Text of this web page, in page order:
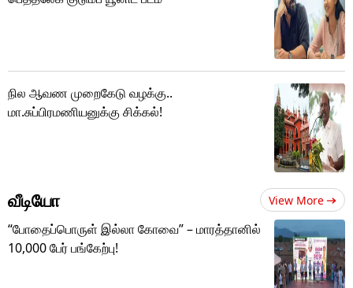
நில ஆவண முறைகேடு வழக்கு..
மா.சுப்பிரமணியனுக்கு சிக்கல்!
வீடியோ View More
“போதைப்பொருள் இல்லா கோவை” – மாரத்தானில்
10,000 பேர் பங்கேற்பு!